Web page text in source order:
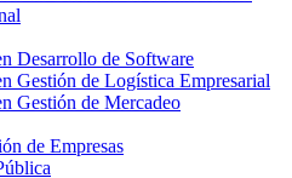
Desarrollo de Software
Gestión de Logística Empresarial
Gestión de Mercadeo
de Empresas